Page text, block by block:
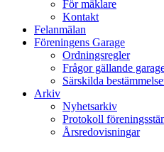
För mäklare
Kontakt
Felanmälan
Föreningens Garage
Ordningsregler
Frågor gällande
Särskilda
Arkiv
Nyhetsarkiv
Protokoll
Årsredovisningar